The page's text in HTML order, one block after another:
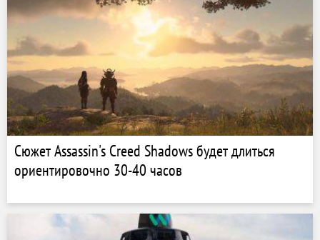
Сюжет Assassin's Creed Shadows будет длиться
ориентировочно 30-40 часов